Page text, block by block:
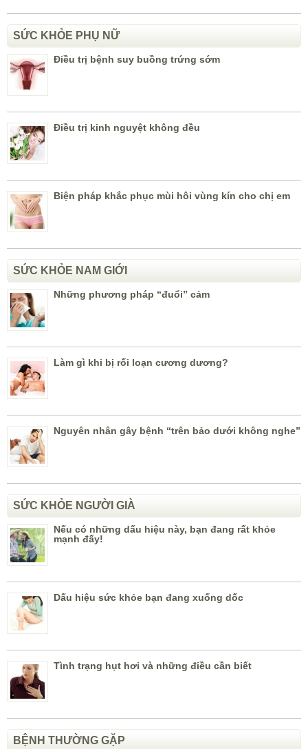
SỨC KHỎE PHỤ NỮ
Điều trị bệnh suy buồng trứng sớm
Điều trị kinh nguyệt không đều
Biện pháp khắc phục mùi hôi vùng kín cho chị em
SỨC KHỎE NAM GIỚI
Những phương pháp “đuổi” cảm
Làm gì khi bị rối loạn cương dương?
Nguyên nhân gây bệnh “trên bảo dưới không nghe”
SỨC KHỎE NGƯỜI GIÀ
Nếu có những dấu hiệu này, bạn đang rất khỏe
mạnh đấy!
Dấu hiệu sức khỏe bạn đang xuống dốc
Tình trạng hụt hơi và những điều cần biết
BỆNH THƯỜNG GẶP